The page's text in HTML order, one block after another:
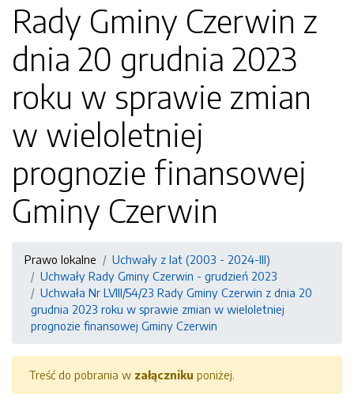
Rady Gminy Czerwin z
dnia 20 grudnia 2023
roku w sprawie zmian
w wieloletniej
prognozie finansowej
Gminy Czerwin
Prawo lokalne
Uchwały z lat (2003 - 2024-III)
Uchwały Rady Gminy Czerwin - grudzień 2023
Uchwała Nr LVIII/54/23 Rady Gminy Czerwin z dnia 20
grudnia 2023 roku w sprawie zmian w wieloletniej
prognozie finansowej Gminy Czerwin
Treść do pobrania w załączniku poniżej.